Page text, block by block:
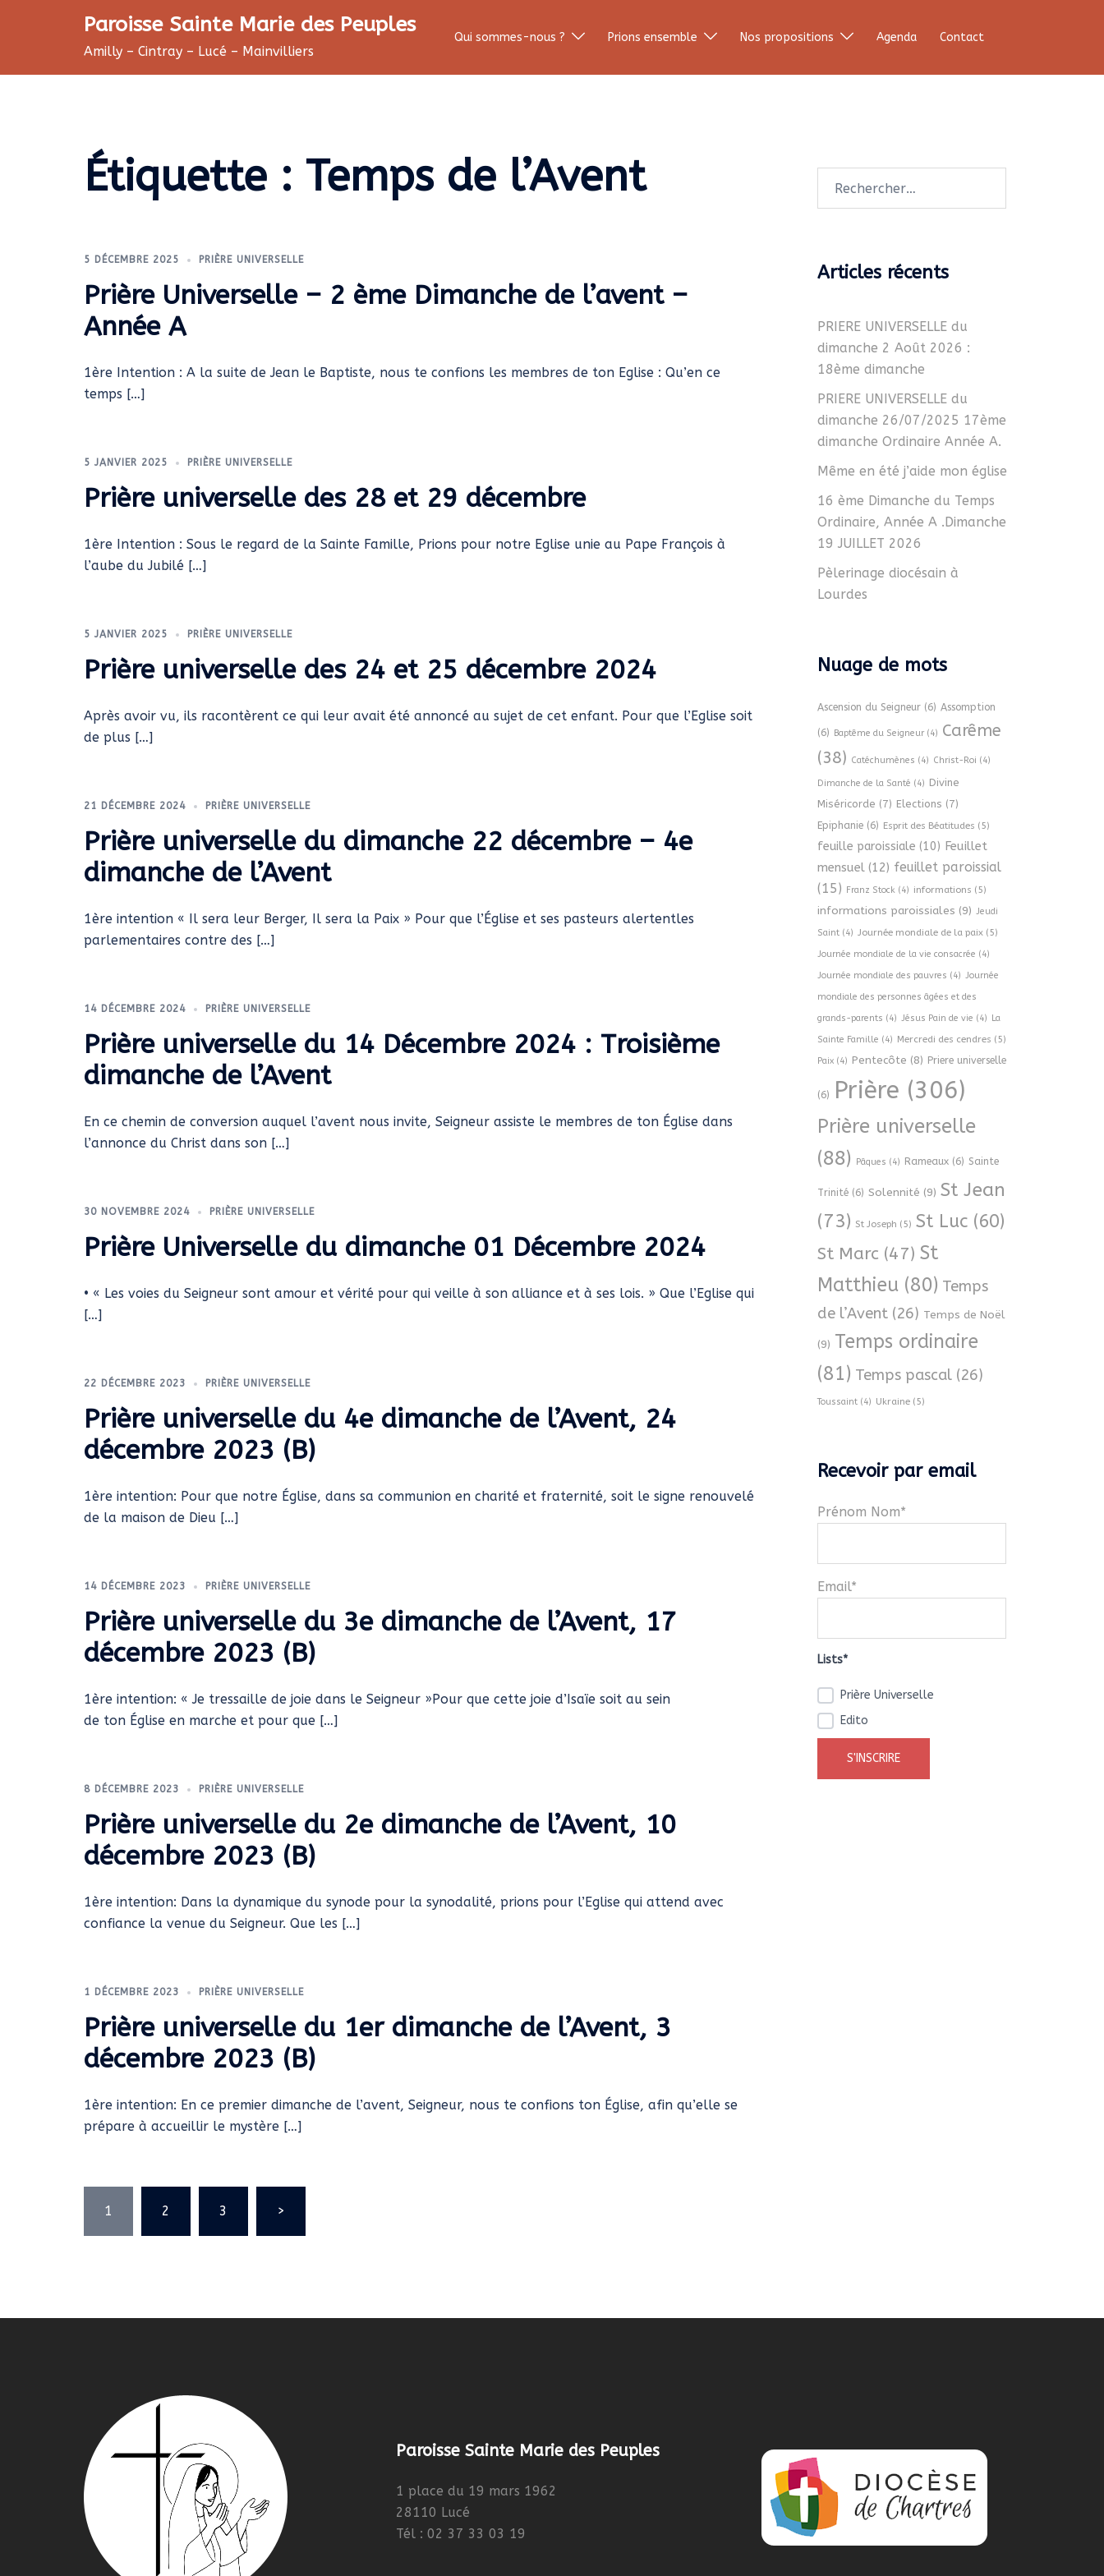
Paroisse Sainte Marie des Peuples
Amilly – Cintray – Lucé – Mainvilliers
Qui sommes-nous ? Prions ensemble Nos propositions Agenda Contact
Étiquette : Temps de l’Avent
5 DÉCEMBRE 2025 PRIÈRE UNIVERSELLE
Prière Universelle – 2 ème Dimanche de l’avent –
Année A
1ère Intention : A la suite de Jean le Baptiste, nous te confions les membres de ton Eglise : Qu’en ce
temps […]
5 JANVIER 2025 PRIÈRE UNIVERSELLE
Prière universelle des 28 et 29 décembre
1ère Intention : Sous le regard de la Sainte Famille, Prions pour notre Eglise unie au Pape François à
l’aube du Jubilé […]
5 JANVIER 2025 PRIÈRE UNIVERSELLE
Prière universelle des 24 et 25 décembre 2024
Après avoir vu, ils racontèrent ce qui leur avait été annoncé au sujet de cet enfant. Pour que l’Eglise soit
de plus […]
21 DÉCEMBRE 2024 PRIÈRE UNIVERSELLE
Prière universelle du dimanche 22 décembre – 4e
dimanche de l’Avent
1ère intention « Il sera leur Berger, Il sera la Paix » Pour que l’Église et ses pasteurs alertentles
parlementaires contre des […]
14 DÉCEMBRE 2024 PRIÈRE UNIVERSELLE
Prière universelle du 14 Décembre 2024 : Troisième
dimanche de l’Avent
En ce chemin de conversion auquel l’avent nous invite, Seigneur assiste le membres de ton Église dans
l’annonce du Christ dans son […]
30 NOVEMBRE 2024 PRIÈRE UNIVERSELLE
Prière Universelle du dimanche 01 Décembre 2024
• « Les voies du Seigneur sont amour et vérité pour qui veille à son alliance et à ses lois. » Que l’Eglise qui
[…]
22 DÉCEMBRE 2023 PRIÈRE UNIVERSELLE
Prière universelle du 4e dimanche de l’Avent, 24
décembre 2023 (B)
1ère intention: Pour que notre Église, dans sa communion en charité et fraternité, soit le signe renouvelé
de la maison de Dieu […]
14 DÉCEMBRE 2023 PRIÈRE UNIVERSELLE
Prière universelle du 3e dimanche de l’Avent, 17
décembre 2023 (B)
1ère intention: « Je tressaille de joie dans le Seigneur »Pour que cette joie d’Isaïe soit au sein
de ton Église en marche et pour que […]
8 DÉCEMBRE 2023 PRIÈRE UNIVERSELLE
Prière universelle du 2e dimanche de l’Avent, 10
décembre 2023 (B)
1ère intention: Dans la dynamique du synode pour la synodalité, prions pour l’Eglise qui attend avec
confiance la venue du Seigneur. Que les […]
1 DÉCEMBRE 2023 PRIÈRE UNIVERSELLE
Prière universelle du 1er dimanche de l’Avent, 3
décembre 2023 (B)
1ère intention: En ce premier dimanche de l’avent, Seigneur, nous te confions ton Église, afin qu’elle se
prépare à accueillir le mystère […]
Pagination
1 2 3 >
Articles récents
PRIERE UNIVERSELLE du
dimanche 2 Août 2026 :
18ème dimanche
PRIERE UNIVERSELLE du
dimanche 26/07/2025 17ème
dimanche Ordinaire Année A.
Même en été j’aide mon église
16 ème Dimanche du Temps
Ordinaire, Année A .Dimanche
19 JUILLET 2026
Pèlerinage diocésain à
Lourdes
Nuage de mots
Ascension du Seigneur(6) Assomption
(6) Baptême du Seigneur(4) Carême
(38) Catéchumènes (4) Christ-Roi (4)
Dimanche de la Santé (4) Divine
Miséricorde (7) Elections (7)
Epiphanie(6) Esprit des Béatitudes (5)
feuille paroissiale (10) Feuillet
mensuel(12) feuillet paroissial
(15) Franz Stock(4) informations (5)
informations paroissiales (9) Jeudi
Saint(4) Journée mondiale de la paix(5)
Journée mondiale de la vie consacrée (4)
Journée mondiale des pauvres (4) Journée
mondiale des personnes âgées et des
grands-parents (4) Jésus Pain de vie (4) La
Sainte Famille (4) Mercredi des cendres (5)
Paix(4) Pentecôte (8) Priere universelle
(6) Prière (306)
Prière universelle
(88)
Pâques (4) Rameaux(6) Sainte
Trinité(6) Solennité (9) St Jean
(73) St Joseph (5) St Luc(60)
St Marc (47) St
Matthieu(80) Temps
de l’Avent(26) Temps de Noël
(9) Temps ordinaire
(81) Temps pascal(26)
Toussaint(4) Ukraine(5)
Recevoir par email
Prénom Nom*
Email*
Lists*
Prière Universelle
Edito
Paroisse Sainte Marie des Peuples
1 place du 19 mars 1962
28110 Lucé
Tél : 02 37 33 03 19